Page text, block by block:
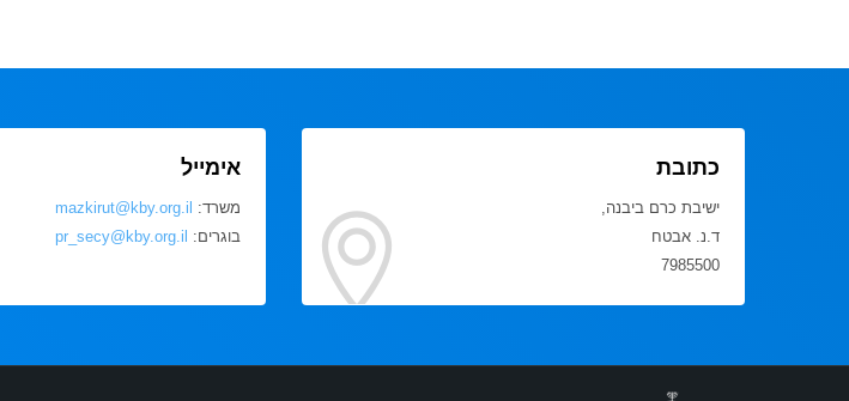
כתובת
ישיבת כרם ביבנה,
ד.נ. אבטח
7985500
אימייל
משרד: mazkirut@kby.org.il
בוגרים: pr_secy@kby.org.il